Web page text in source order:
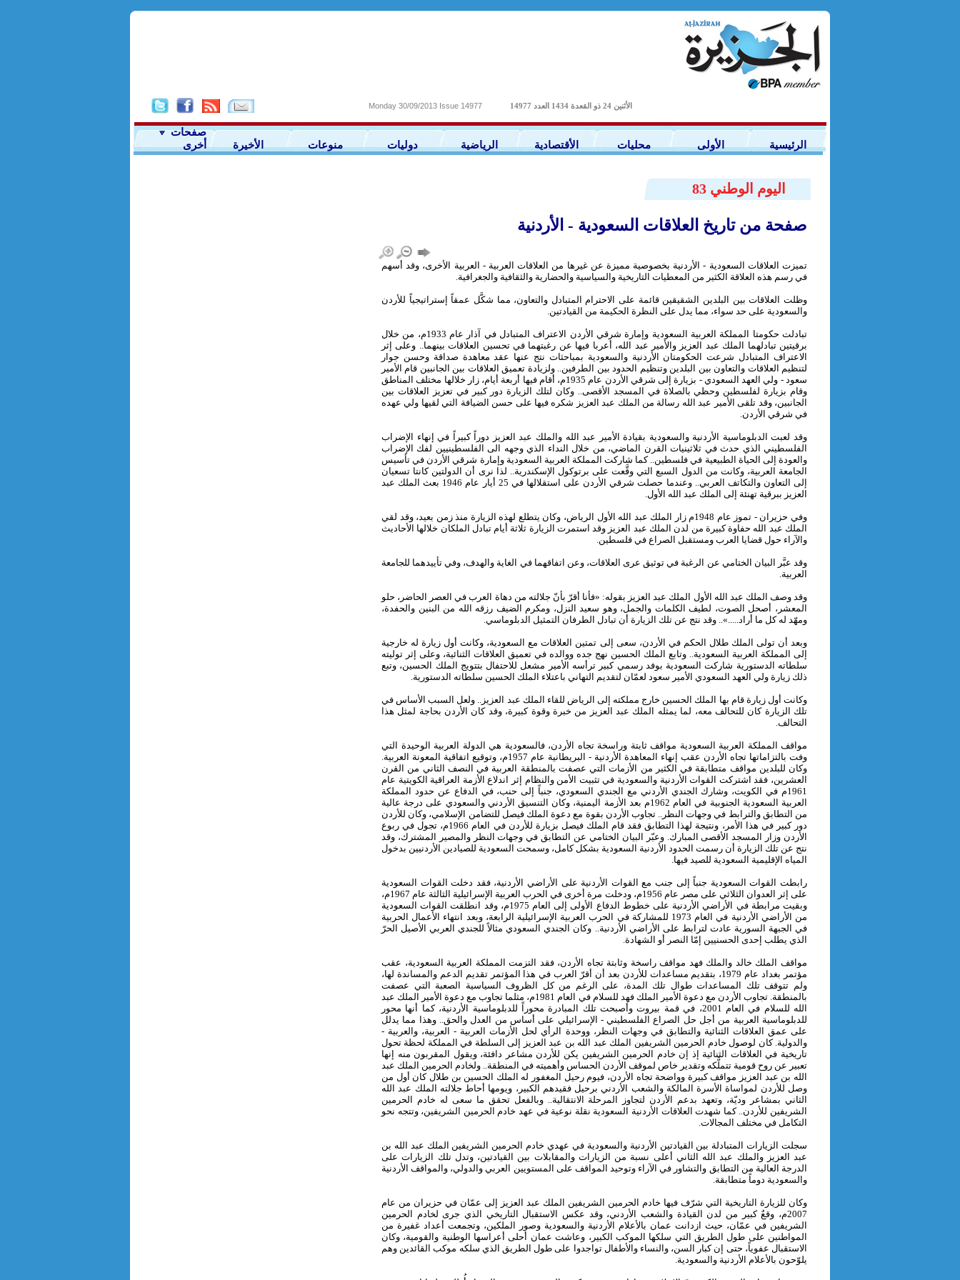
Monday 30/09/2013 Issue 14977 14977 الأثنين 24 ذو القعدة 1434 العدد
صفحات
أخرى
الأخيرة منوعات دوليات الرياضية الأقتصادية محليات الأولى الرئيسية
اليوم الوطني 83
صفحة من تاريخ العلاقات السعودية - الأردنية
تميزت العلاقات السعودية - الأردنية بخصوصية مميزة عن غيرها من العلاقات العربية - العربية الأخرى، وقد أسهم
في رسم هذه العلاقة الكثير من المعطيات التاريخية والسياسية والحضارية والثقافية والجغرافية.
وظلت العلاقات بين البلدين الشقيقين قائمة على الاحترام المتبادل والتعاون، مما شكَّل عمقاً إستراتيجياً للأردن
والسعودية على حد سواء، مما يدل على النظرة الحكيمة من القيادتين.
تبادلت حكومتا المملكة العربية السعودية وإمارة شرقي الأردن الاعتراف المتبادل في آذار عام 1933م، من خلال
برقيتين تبادلهما الملك عبد العزيز والأمير عبد الله، أعربا فيها عن رغبتهما في تحسين العلاقات بينهما.. وعلى إثر
الاعتراف المتبادل شرعت الحكومتان الأردنية والسعودية بمباحثات نتج عنها عقد معاهدة صداقة وحسن جوار
لتنظيم العلاقات والتعاون بين البلدين وتنظيم الحدود بين الطرفين.. ولزيادة تعميق العلاقات بين الجانبين قام الأمير
سعود - ولي العهد السعودي - بزيارة إلى شرقي الأردن عام 1935م، أقام فيها أربعة أيام، زار خلالها مختلف المناطق
وقام بزيارة لفلسطين وحظي بالصلاة في المسجد الأقصى.. وكان لتلك الزيارة دور كبير في تعزيز العلاقات بين
الجانبين، وقد تلقى الأمير عبد الله رسالة من الملك عبد العزيز شكره فيها على حسن الضيافة التي لقيها ولي عهده
في شرقي الأردن.
وقد لعبت الدبلوماسية الأردنية والسعودية بقيادة الأمير عبد الله والملك عبد العزيز دوراً كبيراً في إنهاء الإضراب
الفلسطيني الذي حدث في ثلاثينيات القرن الماضي، من خلال النداء الذي وجهه الى الفلسطينيين لفك الإضراب
والعودة إلى الحياة الطبيعية في فلسطين.. كما شاركت المملكة العربية السعودية وإمارة شرقي الأردن في تأسيس
الجامعة العربية، وكانت من الدول السبع التي وقَّعت على برتوكول الإسكندرية.. لذا نرى أن الدولتين كانتا تسعيان
إلى التعاون والتكاتف العربي.. وعندما حصلت شرقي الأردن على استقلالها في 25 أيار عام 1946 بعث الملك عبد
العزيز ببرقية تهنئة إلى الملك عبد الله الأول.
وفي حزيران - تموز عام 1948م زار الملك عبد الله الأول الرياض، وكان يتطلع لهذه الزيارة منذ زمن بعيد، وقد لقي
الملك عبد الله حفاوة كبيرة من لدن الملك عبد العزيز وقد استمرت الزيارة ثلاثة أيام تبادل الملكان خلالها الأحاديث
والآراء حول قضايا العرب ومستقبل الصراع في فلسطين.
وقد عبَّر البيان الختامي عن الرغبة في توثيق عرى العلاقات، وعن اتفاقهما في الغاية والهدف، وفي تأييدهما للجامعة
العربية.
وقد وصف الملك عبد الله الأول الملك عبد العزيز بقوله: «فأنا أقرّ بأنّ جلالته من دهاة العرب في العصر الحاضر، حلو
المعشر، أصحل الصوت، لطيف الكلمات والجمل، وهو سعيد النزل، ومكرم الضيف رزقه الله من البنين والحفدة،
ومهّد له كل ما أراد.....».. وقد نتج عن تلك الزيارة أن تبادل الطرفان التمثيل الدبلوماسي.
وبعد أن تولى الملك طلال الحكم في الأردن، سعى إلى تمتين العلاقات مع السعودية، وكانت أول زيارة له خارجية
إلى المملكة العربية السعودية.. وتابع الملك الحسين نهج جده ووالده في تعميق العلاقات الثنائية، وعلى إثر توليته
سلطاته الدستورية شاركت السعودية بوفد رسمي كبير ترأسه الأمير مشعل للاحتفال بتتويج الملك الحسين، وتبع
ذلك زيارة ولي العهد السعودي الأمير سعود لعمّان لتقديم التهاني باعتلاء الملك الحسين سلطاته الدستورية.
وكانت أول زيارة قام بها الملك الحسين خارج مملكته إلى الرياض للقاء الملك عبد العزيز.. ولعل السبب الأساس في
تلك الزيارة كان للتحالف معه، لما يمثله الملك عبد العزيز من خبرة وقوة كبيرة، وقد كان الأردن بحاجة لمثل هذا
التحالف.
مواقف المملكة العربية السعودية مواقف ثابتة وراسخة تجاه الأردن، فالسعودية هي الدولة العربية الوحيدة التي
وفت بالتزاماتها تجاه الأردن عقب إنهاء المعاهدة الأردنية - البريطانية عام 1957م، وتوقيع اتفاقية المعونة العربية.
وكان للبلدين مواقف متطابقة في الكثير من الأزمات التي عصفت بالمنطقة العربية في النصف الثاني من القرن
العشرين، فقد اشتركت القوات الأردنية والسعودية في تثبيت الأمن والنظام إثر اندلاع الأزمة العراقية الكويتية عام
1961م في الكويت، وشارك الجندي الأردني مع الجندي السعودي، جنباً إلى حنب، في الدفاع عن حدود المملكة
العربية السعودية الجنوبية في العام 1962م بعد الأزمة اليمنية، وكان التنسيق الأردني والسعودي على درجة عالية
من التطابق والترابط في وجهات النظر.. تجاوب الأردن بقوة مع دعوة الملك فيصل للتضامن الإسلامي، وكان للأردن
دور كبير في هذا الأمر، ونتيجة لهذا التطابق فقد قام الملك فيصل بزيارة للأردن في العام 1966م، تجول في ربوع
الأردن وزار المسجد الأقصى المبارك. وعبّر البيان الختامي عن التطابق في وجهات النظر والمصير المشترك، وقد
نتج عن تلك الزيارة أن رسمت الحدود الأردنية السعودية بشكل كامل، وسمحت السعودية للصيادين الأردنيين بدخول
المياه الإقليمية السعودية للصيد فيها.
رابطت القوات السعودية جنباً إلى جنب مع القوات الأردنية على الأراضي الأردنية، فقد دخلت القوات السعودية
على إثر العدوان الثلاثي على مصر عام 1956م، ودخلت مرة أخرى في الحرب العربية الإسرائيلية الثالثة عام 1967م،
وبقيت مرابطة في الأراضي الأردنية على خطوط الدفاع الأولى إلى العام 1975م، وقد انطلقت القوات السعودية
من الأراضي الأردنية في العام 1973 للمشاركة في الحرب العربية الإسرائيلية الرابعة، وبعد انتهاء الأعمال الحربية
في الجبهة السورية عادت لترابط على الأراضي الأردنية.. وكان الجندي السعودي مثالاً للجندي العربي الأصيل الحرّ
الذي يطلب إحدى الحسنيين إمّا النصر أو الشهادة.
مواقف الملك خالد والملك فهد مواقف راسخة وثابتة تجاه الأردن، فقد التزمت المملكة العربية السعودية، عقب
مؤتمر بغداد عام 1979، بتقديم مساعدات للأردن بعد أن أقرّ العرب في هذا المؤتمر تقديم الدعم والمساندة لها،
ولم تتوقف تلك المساعدات طوال تلك المدة، على الرغم من كل الظروف السياسية الصعبة التي عصفت
بالمنطقة. تجاوب الأردن مع دعوة الأمير الملك فهد للسلام في العام 1981م، مثلما تجاوب مع دعوة الأمير الملك عبد
الله للسلام في العام 2001، في قمة بيروت وأصبحت تلك المبادرة محوراً للدبلوماسية الأردنية، كما أنها محور
للدبلوماسية العربية من أجل حل الصراع الفلسطيني - الإسرائيلي على أساس من العدل والحق.. وهذا مما يدلل
على عمق العلاقات الثنائية والتطابق في وجهات النظر، ووحدة الرأي لحل الأزمات العربية - العربية، والعربية -
والدولية. كان لوصول خادم الحرمين الشريفين الملك عبد الله بن عبد العزيز إلى السلطة في المملكة لحظة تحول
تاريخية في العلاقات الثنائية إذ إن خادم الحرمين الشريفين يكن للأردن مشاعر دافئة، ويقول المقربون منه إنها
تعبير عن روح قومية تتملَّكه وتقدير خاص لموقف الأردن الحساس وأهميته في المنطقة.. ولخادم الحرمين الملك عبد
الله بن عبد العزيز مواقف كبيرة وواضحة تجاه الأردن، فيوم رحيل المغفور له الملك الحسين بن طلال كان أول من
وصل للأردن لمواساة الأسرة المالكة والشعب الأردني برحيل فقيدهم الكبير، ويومها أحاط جلالته الملك عبد الله
الثاني بمشاعر وديّة، وتعهد بدعم الأردن لتجاوز المرحلة الانتقالية.. وبالفعل تحقق ما سعى له خادم الحرمين
الشريفين للأردن.. كما شهدت العلاقات الأردنية السعودية نقلة نوعية في عهد خادم الحرمين الشريفين، وتتجه نحو
التكامل في مختلف المجالات.
سجلت الزيارات المتبادلة بين القيادتين الأردنية والسعودية في عهدي خادم الحرمين الشريفين الملك عبد الله بن
عبد العزيز والملك عبد الله الثاني أعلى نسبة من الزيارات والمقابلات بين القيادتين، وتدل تلك الزيارات على
الدرجة العالية من التطابق والتشاور في الآراء وتوحيد المواقف على المستويين العربي والدولي، والمواقف الأردنية
والسعودية دوماً متطابقة.
وكان للزيارة التاريخية التي شرّف فيها خادم الحرمين الشريفين الملك عبد العزيز إلى عمّان في حزيران من عام
2007م، وقعٌ كبير من لدن القيادة والشعب الأردني، وقد عكس الاستقبال التاريخي الذي جرى لخادم الحرمين
الشريفين في عمّان، حيث ازدانت عمان بالأعلام الأردنية والسعودية وصور الملكين، وتجمعت أعداد غفيرة من
المواطنين على طول الطريق التي سلكها الموكب الكبير، وعاشت عمان أحلى أعراسها الوطنية والقومية، وكان
الاستقبال عفوياً، حتى إن كبار السن، والنساء والأطفال تواجدوا على طول الطريق الذي سلكه موكب القائدين وهم
يلوّحون بالأعلام الأردنية والسعودية.